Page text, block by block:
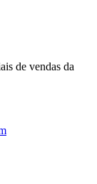
de vendas da